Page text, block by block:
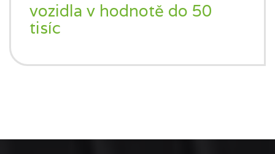
vozidla v hodnotě do 50
tisíc